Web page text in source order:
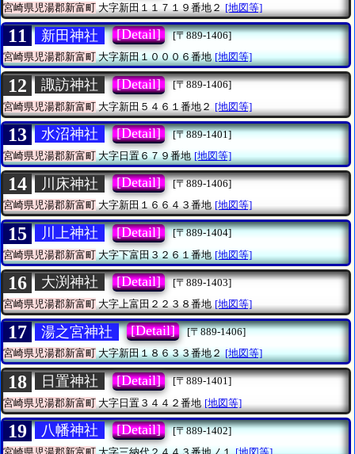
宮崎県児湯郡新富町 大字新田１１７１９番地２ [地図等]
11 新田神社 [Detail]
[〒889-1406]
宮崎県児湯郡新富町大字新田１０００６番地 [地図等]
12 諏訪神社 [Detail]
[〒889-1406]
宮崎県児湯郡新富町 大字新田５４６１番地２ [地図等]
13 水沼神社 [Detail]
[〒889-1401]
宮崎県児湯郡新富町大字日置６７９番地 [地図等]
14 川床神社 [Detail]
[〒889-1406]
宮崎県児湯郡新富町大字新田１６６４３番地 [地図等]
15 川上神社 [Detail]
[〒889-1404]
宮崎県児湯郡新富町大字下富田３２６１番地 [地図等]
16 大渕神社 [Detail]
[〒889-1403]
宮崎県児湯郡新富町 大字上富田２２３８番地 [地図等]
17 湯之宮神社 [Detail]
[〒889-1406]
宮崎県児湯郡新富町大字新田１８６３３番地２ [地図等]
18 日置神社 [Detail]
[〒889-1401]
宮崎県児湯郡新富町 大字日置３４４２番地 [地図等]
19 八幡神社 [Detail]
[〒889-1402]